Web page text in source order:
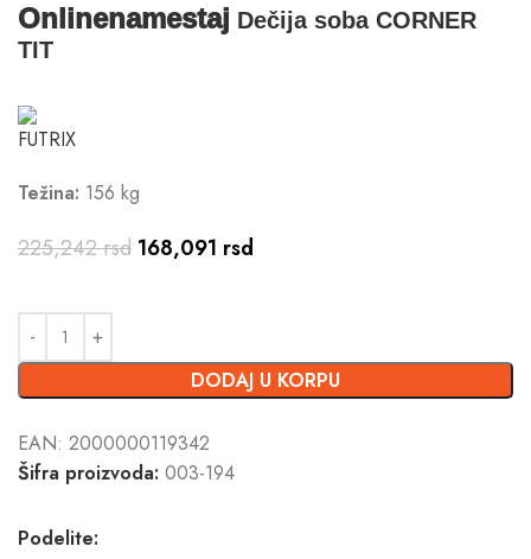
Onlinenamestaj Dečija soba CORNER
TIT
Težina: 156 kg
225,242rsd 168,091 rsd
DODAJ U KORPU
EAN: 2000000119342
Šifra proizvoda: 003-194
Podelite: